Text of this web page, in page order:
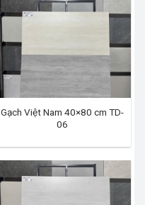
Gạch Việt Nam 40×80 cm TD-
06